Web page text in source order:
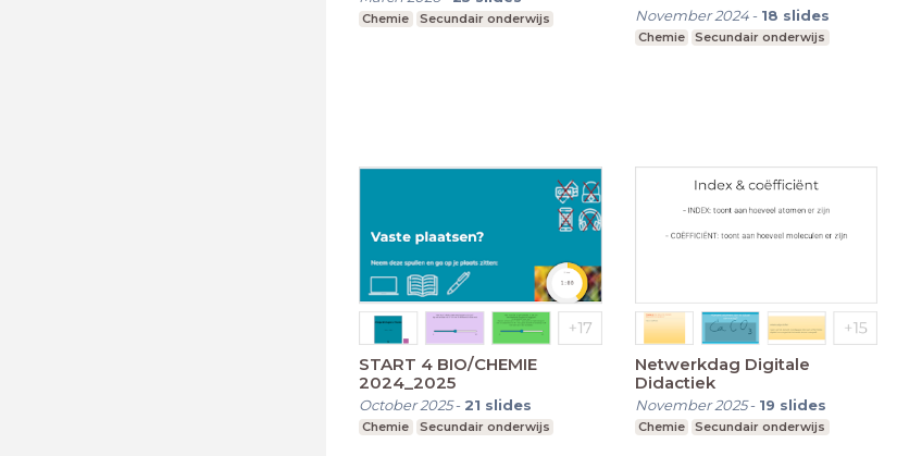
Chemie Secundair onderwijs November 2024- 18 slides
Chemie Secundair onderwijs
START 4 BIO/CHEMIE
2024_2025
October 2025- 21 slides
Chemie Secundair onderwijs
Netwerkdag Digitale
Didactiek
November 2025- 19 slides
Chemie Secundair onderwijs